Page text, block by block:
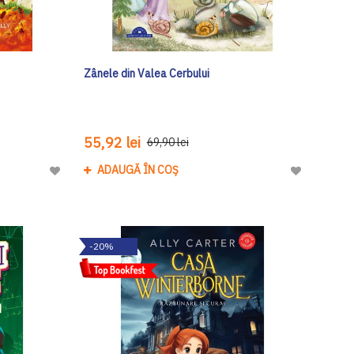
Adaugă
Dorinte
Zânele din Valea Cerbului
55,92 lei 69,90 lei
ADAUGĂ ÎN COȘ
Adaugă
-20%